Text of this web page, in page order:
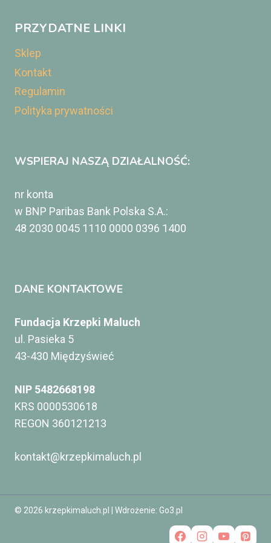
PRZYDATNE LINKI
Sklep
Kontakt
Regulamin
Polityka prywatności
WSPIERAJ NASZĄ DZIAŁALNOŚĆ:
nr konta
w BNP Paribas Bank Polska S.A.:
48 2030 0045 1110 0000 0396 1400
DANE KONTAKTOWE
Fundacja Krzepki Maluch
ul. Pasieka 5
43-430 Międzyświeć
NIP 5482668198
KRS 0000530618
REGON 360121213
kontakt@krzepkimaluch.pl
© 2026 krzepkimaluch.pl | Wdrożenie: Go3.pl